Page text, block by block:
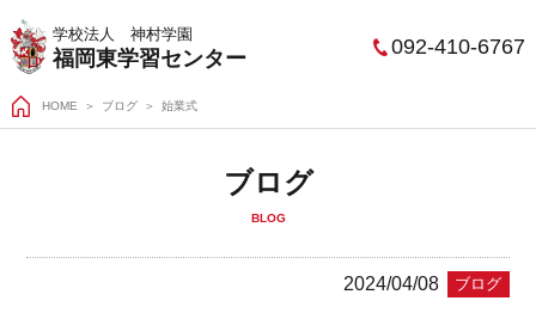
学校法人 神村学園
福岡東学習センター 092-410-6767
HOME ＞ ブログ 始業式
ブログ
BLOG
2024/04/08 ブログ